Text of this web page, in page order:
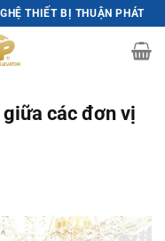
THIẾT BỊ THUẬN PHÁT
các đơn vị